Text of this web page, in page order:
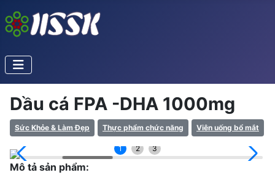
Dầu cá FPA -DHA 1000mg
Sức Khỏe & Làm Đẹp Thực phẩm chức năng Viên uống bổ mắt
1 2 3
Mô tả sản phẩm: